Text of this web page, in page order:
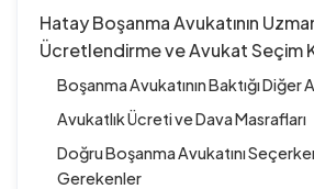
Hatay Boşanma Avukatının
Ücretlendirme ve Avukat Seçim
Boşanma Avukatının Baktığı Diğer
Avukatlık Ücreti ve Dava Masrafları
Doğru Boşanma Avukatını
Gerekenler